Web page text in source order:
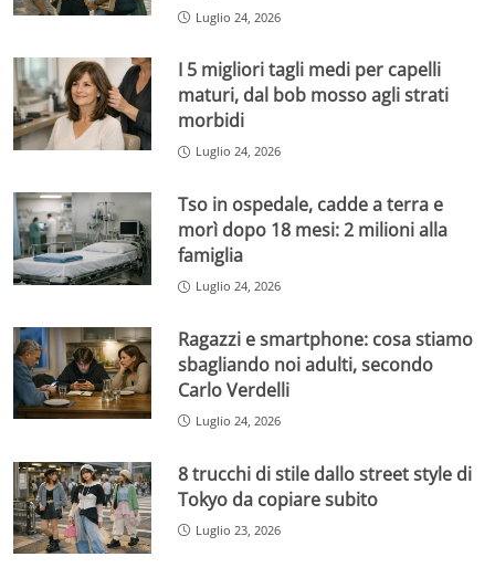
Luglio 24, 2026
I 5 migliori tagli medi per capelli
maturi, dal bob mosso agli strati
morbidi
Luglio 24, 2026
Tso in ospedale, cadde a terra e
morì dopo 18 mesi: 2 milioni alla
famiglia
Luglio 24, 2026
Ragazzi e smartphone: cosa stiamo
sbagliando noi adulti, secondo
Carlo Verdelli
Luglio 24, 2026
8 trucchi di stile dallo street style di
Tokyo da copiare subito
Luglio 23, 2026